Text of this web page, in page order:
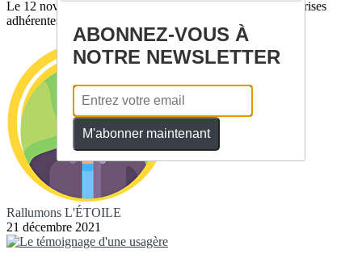
Le 12 novembre 2021, Alpha Trains a rejoint les 15 entreprises
adhérentes à Rallumons...
Rallumons L'ÉTOILE
21 décembre 2021
ABONNEZ-VOUS À
NOTRE NEWSLETTER
M'abonner maintenant